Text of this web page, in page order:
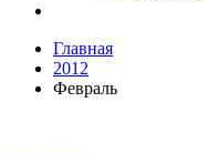
Главная
2012
Февраль